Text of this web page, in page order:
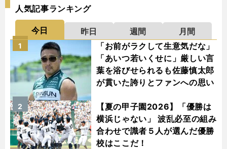
人気記事ランキング
今日 昨日 週間
月間
「お前がラクして生意気だな」
「あいつ若いくせに」厳しい言
葉を浴びせられるも佐藤慎太郎
が貫いた誇りとファンへの思い
1
【夏の甲子園2026】「優勝は
横浜じゃない」 波乱必至の組み
合わせで識者５人が選んだ優勝
校はここだ！
2